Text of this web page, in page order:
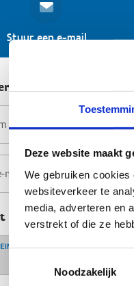
Deze website maakt
We gebruiken
websiteverkeer te
media, adverteren en
verstrekt of die ze
Noodzakelijk
Stuur een e-mail
welk domein jouw